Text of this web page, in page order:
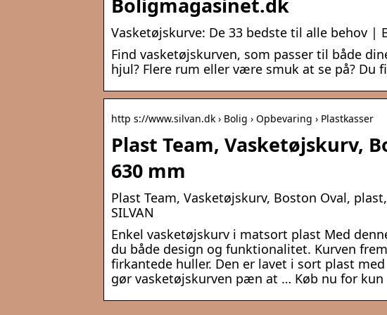
Boligmagasinet.dk
Vasketøjskurve: De 33 bedste til alle behov |
Find vasketøjskurven, som passer til både
hjul? Flere rum eller være smuk at se på? Du
http s://www.silvan.dk › Bolig › Opbevaring › Plastkasser
Plast Team, Vasketøjskurv,
630 mm
Plast Team, Vasketøjskurv, Boston Oval,
SILVAN
Enkel vasketøjskurv i matsort plast Med
du både design og funktionalitet. Kurven
firkantede huller. Den er lavet i sort plast
gør vasketøjskurven pæn at … Køb nu for kun